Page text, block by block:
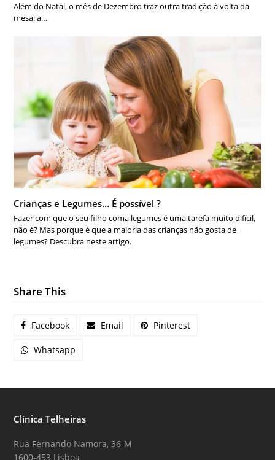
Além do Natal, o mês de Dezembro traz outra tradição à volta da
mesa: a…
Crianças e Legumes… É possível ?
Fazer com que o seu filho coma legumes é uma tarefa muito difícil,
não é? Mas porque é que a maioria das crianças não gosta de
legumes? Descubra neste artigo.
Share This
Facebook Email Pinterest
Whatsapp
Clínica Telheiras
Rua Fernando Namora, 36-M
1600-453 Lisboa